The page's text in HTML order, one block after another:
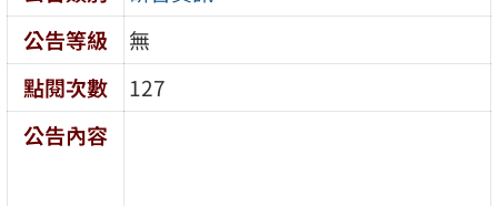
公告等級
無
點閱次數
127
公告內容